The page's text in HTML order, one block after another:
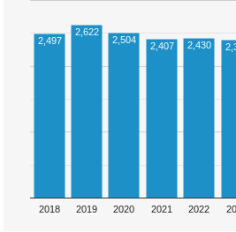
2018 2019 2020 2021 2022
2,497
2,622
2,504
2,407 2,430